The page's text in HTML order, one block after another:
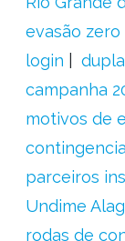
evasão zero
login
campanha
motivos de
parceiros
Undime
rodas de